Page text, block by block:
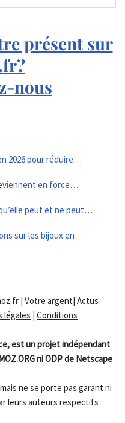
présent sur
nous
2026 pour réduire…
en force…
peut et ne peut…
sur les bijoux en…
| Votre argent| Actus
légales | Conditions
est un projet indépendant
ni ODP de Netscape
ne se porte pas garant ni
leurs auteurs respectifs